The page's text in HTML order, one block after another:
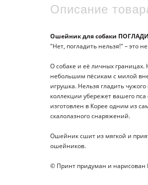
Описание
Ошейник для собаки
"Нет, погладить нельзя!" – это
О собаке и её личных границах.
небольшим пёсикам с милой
игрушка. Нельзя гладить
коллекции убережет вашего
изготовлен в Корее одним из
скалолазного снаряжений.
Ошейник сшит из мягкой и
ошейников.
© Принт придуман и